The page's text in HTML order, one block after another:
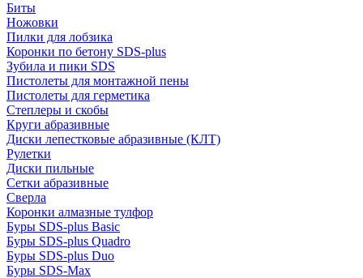
Биты
Ножовки
Пилки для лобзика
Коронки по бетону SDS-plus
Зубила и пики SDS
Пистолеты для монтажной пены
Пистолеты для герметика
Степлеры и скобы
Круги абразивные
Диски лепестковые абразивные (КЛТ)
Рулетки
Диски пильные
Сетки абразивные
Сверла
Коронки алмазные тулфор
Буры SDS-plus Basic
Буры SDS-plus Quadro
Буры SDS-plus Duo
Буры SDS-Max